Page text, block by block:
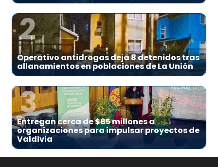
2
Operativo antidrogas deja 8 detenidos tras
allanamientos en poblaciones de La Unión
3
Entregan cerca de $85 millones a
organizaciones para impulsar proyectos de
Valdivia